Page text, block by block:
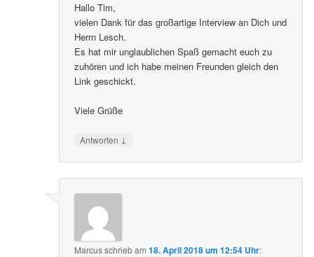
Hallo Tim,
vielen Dank für das großartige Interview an Dich und
Herrn Lesch.
Es hat mir unglaublichen Spaß gemacht euch zu
zuhören und ich habe meinen Freunden gleich den
Link geschickt.
Viele Grüße
Antworten ↓
Marcusschriebam18. April 2018 um 12:54 Uhr: